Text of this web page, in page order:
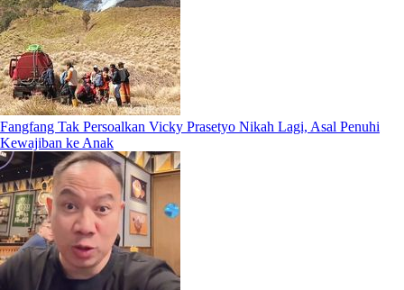
Fangfang Tak Persoalkan Vicky Prasetyo Nikah Lagi, Asal Penuhi
Kewajiban ke Anak